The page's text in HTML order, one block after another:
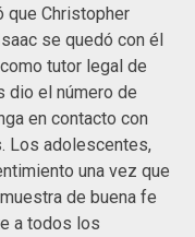
que Christopher
se quedó con él
tutor legal de
dio el número de
en contacto con
Los adolescentes,
una vez que
de buena fe
a todos los